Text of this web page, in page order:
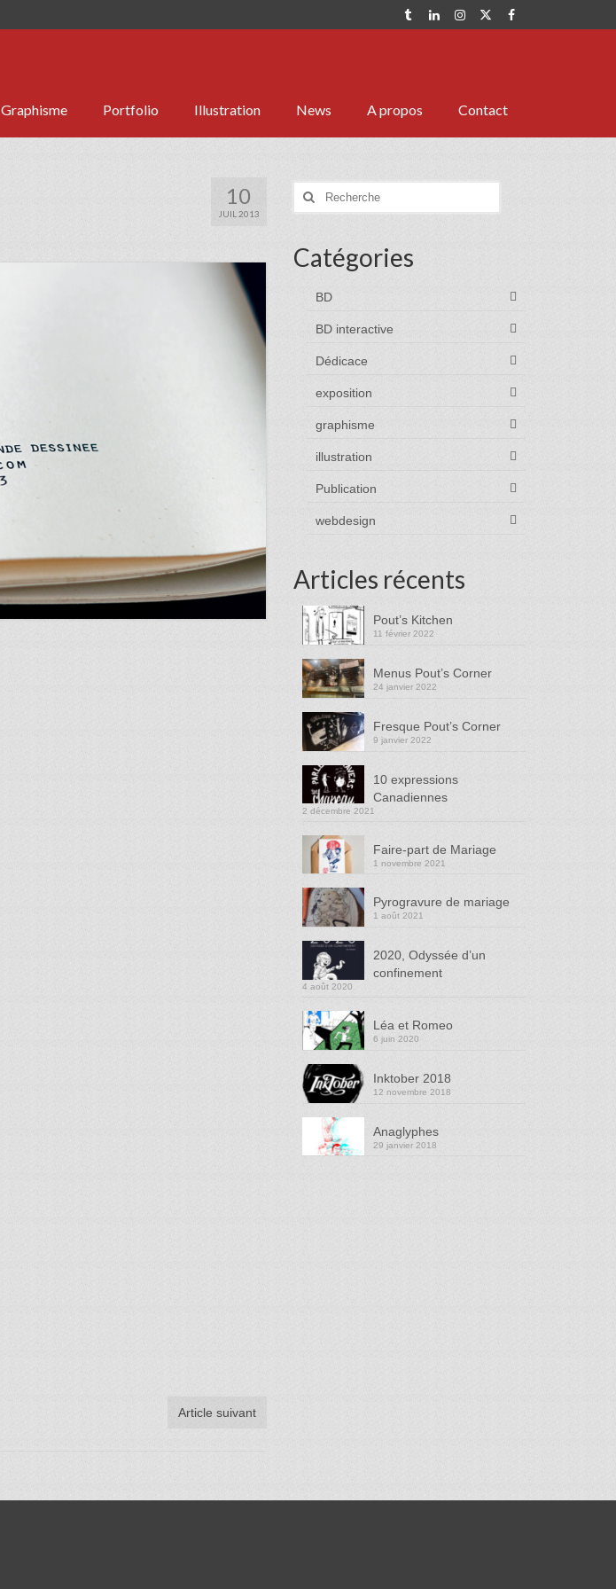
Graphisme Portfolio Illustration News A propos Contact
10
JUIL 2013
Article suivant
Rechercher
Catégories
BD
BD interactive
Dédicace
exposition
graphisme
illustration
Publication
webdesign
Articles récents
Pout’s Kitchen
11 février 2022
Menus Pout’s Corner
24 janvier 2022
Fresque Pout’s Corner
9 janvier 2022
10 expressions
Canadiennes
2 décembre 2021
Faire-part de Mariage
1 novembre 2021
Pyrogravure de mariage
1 août 2021
2020, Odyssée d’un
confinement
4 août 2020
Léa et Romeo
6 juin 2020
Inktober 2018
12 novembre 2018
Anaglyphes
29 janvier 2018